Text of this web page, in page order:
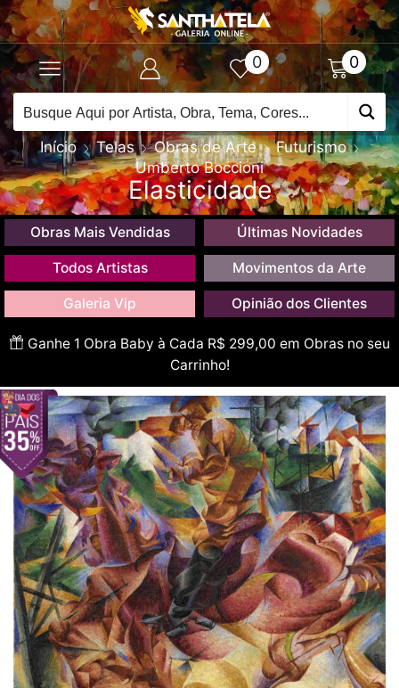
0 0
Início Telas Obras de Arte
Futurismo
Umberto Boccioni
Elasticidade
Obras Mais Vendidas Últimas Novidades
Todos Artistas Movimentos da Arte
Galeria Vip Opinião dos Clientes
Ganhe 1 Obra Baby à Cada R$ 299,00 em Obras no seu
Carrinho!